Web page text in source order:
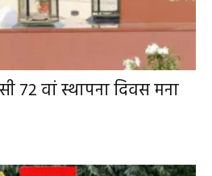
72 वां स्थापना दिवस मना